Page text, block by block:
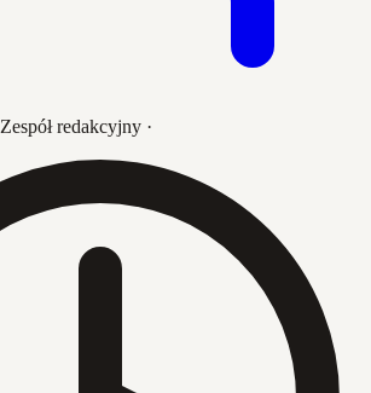
Zespół redakcyjny ·